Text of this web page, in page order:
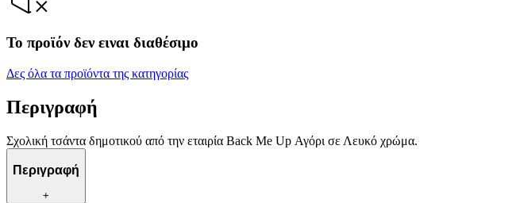
Το προϊόν δεν ειναι διαθέσιμο
Δες όλα τα προϊόντα της κατηγορίας
Περιγραφή
Σχολική τσάντα δημοτικού από την εταιρία Back Me Up Αγόρι σε Λευκό χρώμα.
Περιγραφή
+